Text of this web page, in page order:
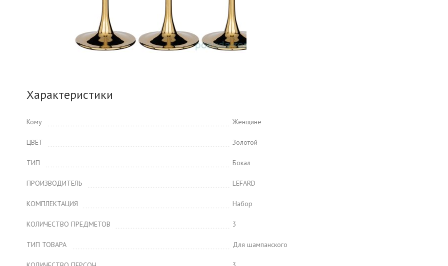
Характеристики
Кому Женщине
ЦВЕТ Золотой
ТИП Бокал
ПРОИЗВОДИТЕЛЬ LEFARD
КОМПЛЕКТАЦИЯ Набор
КОЛИЧЕСТВО ПРЕДМЕТОВ 3
ТИП ТОВАРА Для шампанского